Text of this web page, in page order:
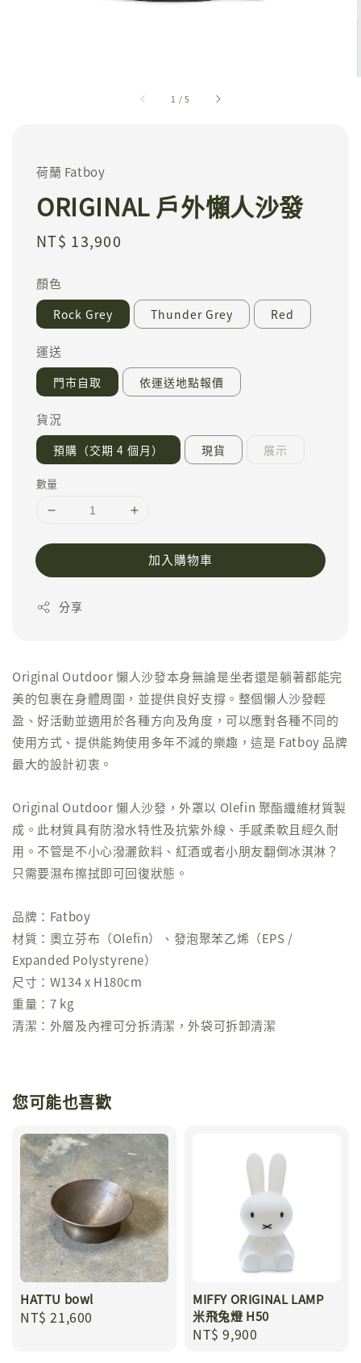
1 /5
荷蘭 Fatboy
ORIGINAL 戶外懶人沙發
Regular
NT$ 13,900
顏色
Rock Grey Thunder Grey Red
運送
門市自取 依運送地點報價
貨況
預購（交期 4 個月） 現貨 展示
數量
加入購物車
分享
Original Outdoor 懶人沙發本身無論是坐者還是躺著都能完
美的包裹在身體周圍，並提供良好支撐。整個懶人沙發輕
盈、好活動並適用於各種方向及角度，可以應對各種不同的
使用方式、提供能夠使用多年不減的樂趣，這是 Fatboy 品牌
最大的設計初衷。
Original Outdoor 懶人沙發，外罩以 Olefin 聚酯纖維材質製
成。此材質具有防潑水特性及抗紫外線、手感柔軟且經久耐
用。不管是不小心潑灑飲料、紅酒或者小朋友翻倒冰淇淋？
只需要濕布擦拭即可回復狀態。
品牌：Fatboy
材質：奧立芬布（Olefin）、發泡聚苯乙烯（EPS /
Expanded Polystyrene）
尺寸：W134 x H180cm
重量：7 kg
清潔：外層及內裡可分拆清潔，外袋可拆卸清潔
您可能也喜歡
HATTU bowl
Regular
NT$ 21,600
MIFFY ORIGINAL LAMP
米飛兔燈 H50
Regular
NT$ 9,900